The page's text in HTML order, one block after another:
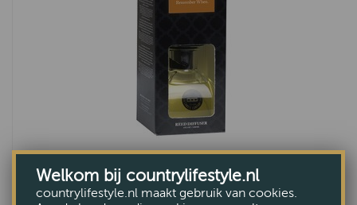
€24,95
Welkom bij countrylifestyle.nl
countrylifestyle.nl maakt gebruik van cookies.